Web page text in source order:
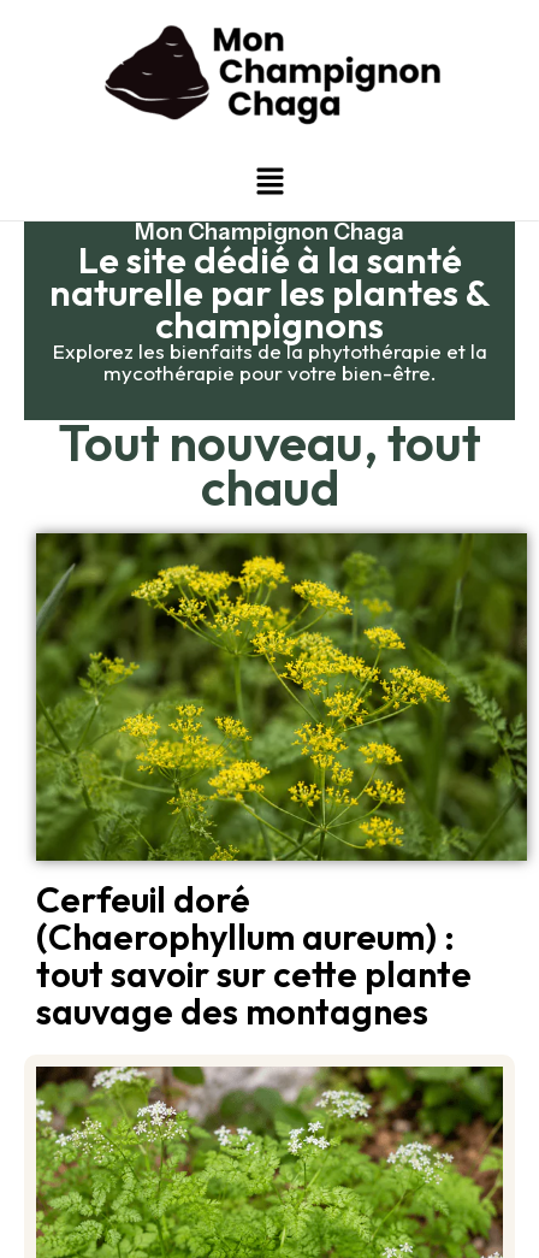
Menu
Mon Champignon Chaga
Le site dédié à la santé
naturelle par les plantes &
champignons
Explorez les bienfaits de la phytothérapie et la
mycothérapie pour votre bien-être.
Tout nouveau, tout
chaud
Cerfeuil doré
(Chaerophyllum aureum) :
tout savoir sur cette plante
sauvage des montagnes